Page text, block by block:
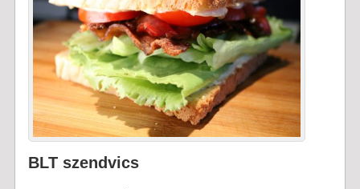
BLT szendvics